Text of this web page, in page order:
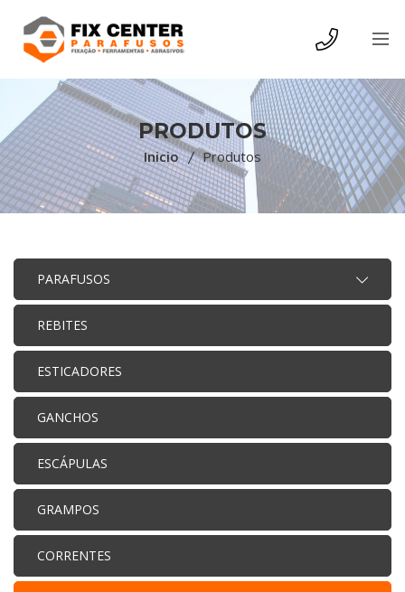
PRODUTOS
Inicio Produtos
PARAFUSOS
REBITES
ESTICADORES
GANCHOS
ESCÁPULAS
GRAMPOS
CORRENTES